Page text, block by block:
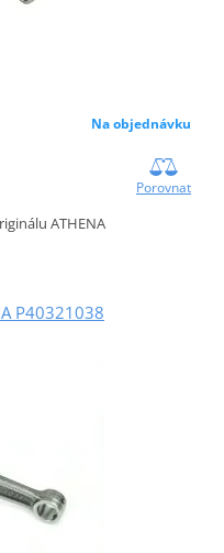
Na objednávku
Porovnat
ATHENA
P40321038